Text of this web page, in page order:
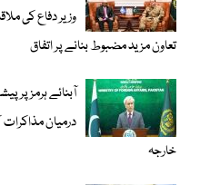
وزیر دفاع کی
تعاون مزید مضبوط بنانے پر اتفاق
آبنائے ہرمز پر
درمیان مذاکرات
خارجہ